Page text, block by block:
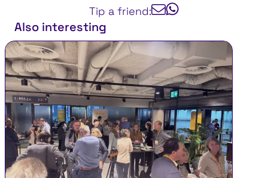
Tip a friend:
Also interesting